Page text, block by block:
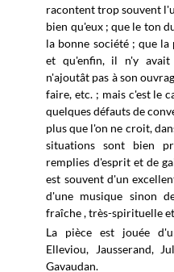
racontent trop souvent
bien qu'eux ; que le ton
la bonne société ; que
et qu'enfin, il n'y
n'ajoutât pas à son
faire, etc. ; mais c'est le
quelques défauts de
plus que l'on ne croit,
situations sont bien
remplies d'esprit et de
est souvent d'un
d'une musique sinon
fraîche , très-spirituelle
La pièce est jouée
Elleviou, Jausserand,
Gavaudan.